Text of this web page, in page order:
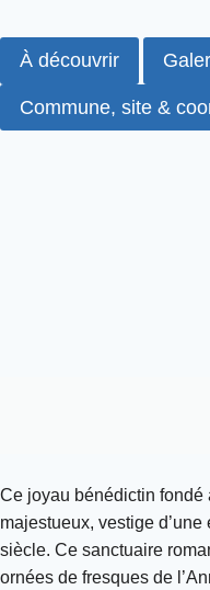
À découvrir
Commune, site &
Ce joyau bénédictin
majestueux, vestige
siècle. Ce sanctuaire
ornées de fresques de